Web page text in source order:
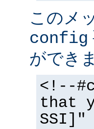
このメ
config
ができ
<!--
that
SSI]"